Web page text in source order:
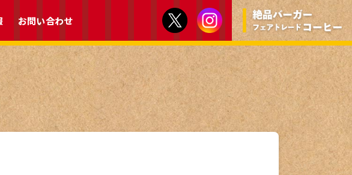
お問い合わせ